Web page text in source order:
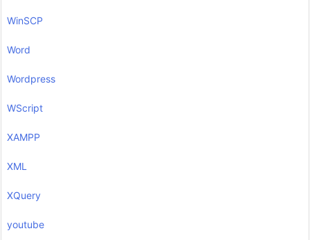
WinSCP
Word
Wordpress
WScript
XAMPP
XML
XQuery
youtube